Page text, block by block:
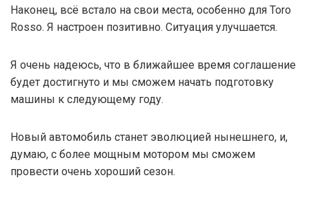
Наконец, всё встало на свои места, особенно для Toro
Rosso. Я настроен позитивно. Ситуация улучшается.
Я очень надеюсь, что в ближайшее время соглашение
будет достигнуто и мы сможем начать подготовку
машины к следующему году.
Новый автомобиль станет эволюцией нынешнего, и,
думаю, с более мощным мотором мы сможем
провести очень хороший сезон.